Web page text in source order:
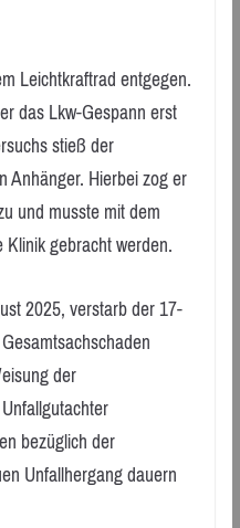
Leichtkraftrad entgegen.
das Lkw-Gespann erst
stieß der
Anhänger. Hierbei zog er
und musste mit dem
gebracht werden.
2025, verstarb der 17-
der
bezüglich der
Unfallhergang dauern